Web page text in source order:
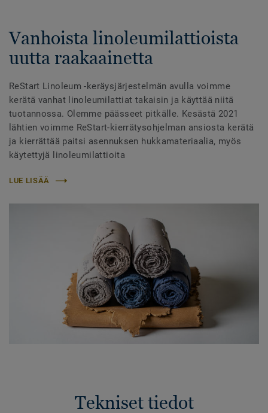
Vanhoista linoleumilattioista
uutta raakaainetta
ReStart Linoleum -keräysjärjestelmän avulla voimme
kerätä vanhat linoleumilattiat takaisin ja käyttää niitä
tuotannossa. Olemme päässeet pitkälle. Kesästä 2021
lähtien voimme ReStart-kierrätysohjelman ansiosta kerätä
ja kierrättää paitsi asennuksen hukkamateriaalia, myös
käytettyjä linoleumilattioita
LUE LISÄÄ
Tekniset tiedot